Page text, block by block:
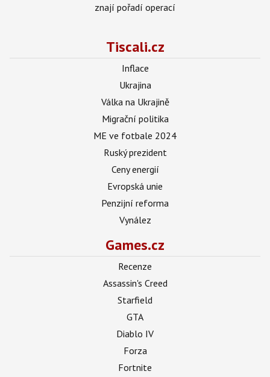
znají pořadí operací
Tiscali.cz
Inflace
Ukrajina
Válka na Ukrajině
Migrační politika
ME ve fotbale 2024
Ruský prezident
Ceny energií
Evropská unie
Penzijní reforma
Vynález
Games.cz
Recenze
Assassin's Creed
Starfield
GTA
Diablo IV
Forza
Fortnite